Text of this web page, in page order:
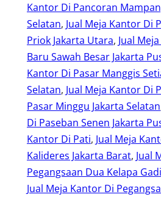
Kantor Di Pancoran
Selatan, Jual Meja Kantor Di
Priok Jakarta Utara, Jual
Baru Sawah Besar Jakarta
Kantor Di Pasar Manggis
Selatan, Jual Meja Kantor Di
Pasar Minggu Jakarta Selatan
Di Paseban Senen Jakarta
Kantor Di Pati, Jual Meja
Kalideres Jakarta Barat, Jual
Pegangsaan Dua Kelapa
Jual Meja Kantor Di